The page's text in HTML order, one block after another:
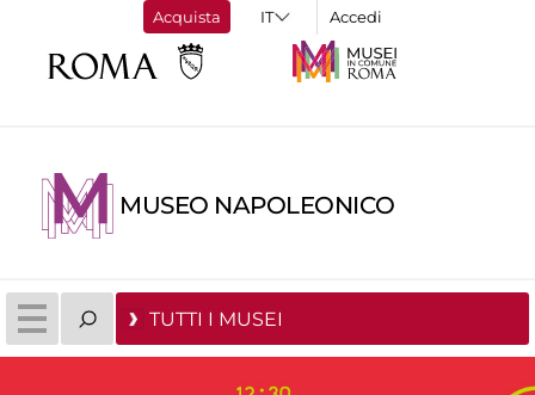
Acquista Accedi
MUSEO NAPOLEONICO
TUTTI I MUSEI